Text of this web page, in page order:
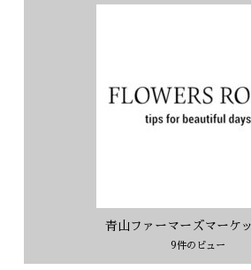
青山ファーマーズマーケ
9件のビュー